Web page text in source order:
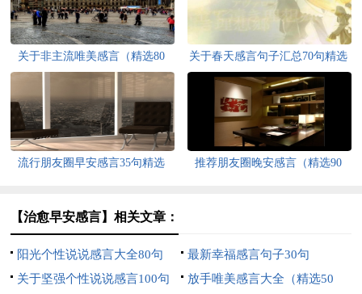
关于非主流唯美感言（精选80
句）
关于春天感言句子汇总70句精选
流行朋友圈早安感言35句精选
推荐朋友圈晚安感言（精选90
【治愈早安感言】相关文章：
阳光个性说说感言大全80句
最新幸福感言句子30句
关于坚强个性说说感言100句
放手唯美感言大全（精选50